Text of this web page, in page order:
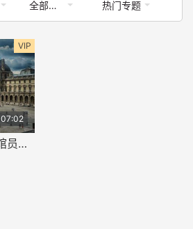
全部梦享家 热门专题
VIP
07:02
博物馆工作者：博物馆员的酷与苦